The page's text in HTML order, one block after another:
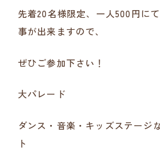
先着20名様限定、一人500円に
事が出来ますので、
ぜひご参加下さい！
大パレード
ダンス・音楽・キッズステージ
ト